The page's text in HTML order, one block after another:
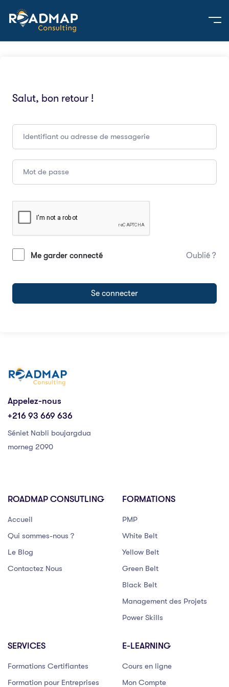
Salut, bon retour !
Me garder connecté Oublié ?
Se connecter
Appelez-nous
+216 93 669 636
Séniet Nabli boujargdua
morneg 2090
ROADMAP CONSUTLING
Accueil
Qui sommes-nous ?
Le Blog
Contactez Nous
FORMATIONS
PMP
White Belt
Yellow Belt
Green Belt
Black Belt
Management des Projets
Power Skills
SERVICES
Formations Certifiantes
Formation pour Entreprises
E-LEARNING
Cours en ligne
Mon Compte